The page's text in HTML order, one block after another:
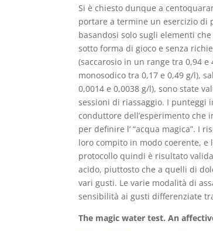
Si è chiesto dunque a
portare a termine un esercizio di
basandosi solo sugli elementi
sotto forma di gioco e senza
(saccarosio in un range tra 0,94
monosodico tra 0,17 e 0,49 g/l),
0,0014 e 0,0038 g/l), sono state
sessioni di riassaggio. I
conduttore dell’esperimento
per definire l’ “acqua magica”. I
loro compito in modo coerente,
protocollo quindi è risultato
acido, piuttosto che a quelli di
vari gusti. Le varie modalità di
sensibilità ai gusti differenziate
The magic water test. An